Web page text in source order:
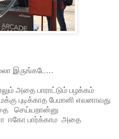
இருங்கடே…
அதை பாராட்டும் பழக்கம்
புடிக்காத பேமானி எவனாவது
செய்யறான்னு
ஈகோ பார்க்காம அதை